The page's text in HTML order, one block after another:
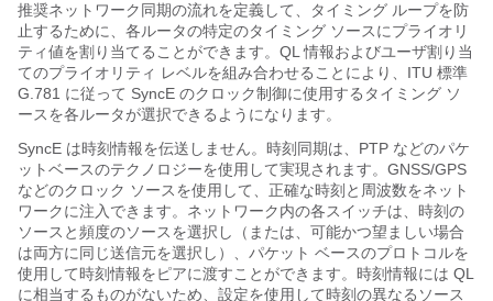
推奨ネットワーク同期の流れを定義して、タイミング ループを防
止するために、各ルータの特定のタイミング ソースにプライオリ
ティ値を割り当てることができます。QL 情報およびユーザ割り当
てのプライオリティ レベルを組み合わせることにより、ITU 標準
G.781 に従って SyncE のクロック制御に使用するタイミング ソ
ースを各ルータが選択できるようになります。
SyncE は時刻情報を伝送しません。時刻同期は、PTP などのパケ
ットベースのテクノロジーを使用して実現されます。GNSS/GPS
などのクロック ソースを使用して、正確な時刻と周波数をネット
ワークに注入できます。ネットワーク内の各スイッチは、時刻の
ソースと頻度のソースを選択し（または、可能かつ望ましい場合
は両方に同じ送信元を選択し）、パケット ベースのプロトコルを
使用して時刻情報をピアに渡すことができます。時刻情報には QL
に相当するものがないため、設定を使用して時刻の異なるソース